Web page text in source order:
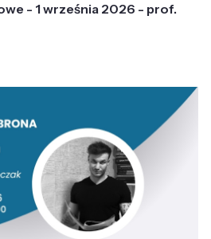
- 1 września 2026 - prof.